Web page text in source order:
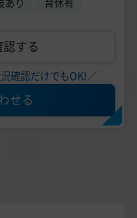
する
況確認だけでもOK!／
せる